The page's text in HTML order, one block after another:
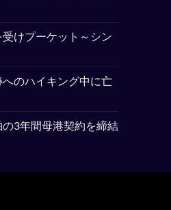
けプーケット～シン
のハイキング中に亡
3年間母港契約を締結